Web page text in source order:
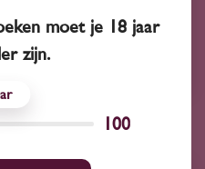
Noir moet je 18 jaar
zijn.
100